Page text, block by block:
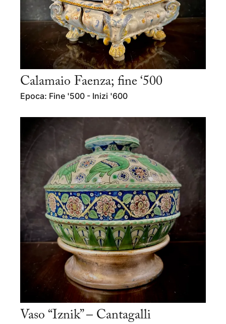
Calamaio Faenza; fine ‘500
Epoca: Fine '500 - Inizi '600
Vaso “Iznik” – Cantagalli